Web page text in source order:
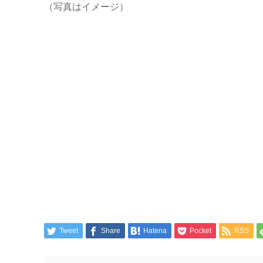
（写真はイメージ）
Tweet Share Hatena Pocket RSS